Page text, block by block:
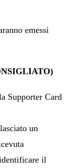
emessi
Supporter Card
un
il